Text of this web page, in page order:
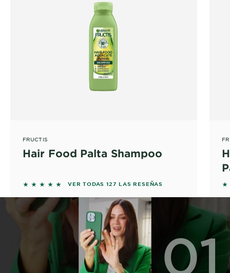
FRUCTIS
Hair Food Palta Shampoo
5 out of 5 stars based on reviews
VER TODAS 127 LAS RESEÑAS 5
01